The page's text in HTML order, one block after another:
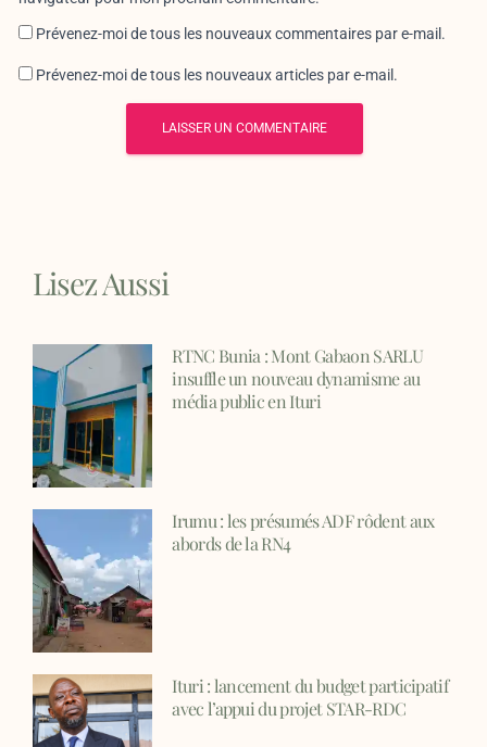
Prévenez-moi de tous les nouveaux commentaires par e-mail.
Prévenez-moi de tous les nouveaux articles par e-mail.
Lisez Aussi
RTNC Bunia : Mont Gabaon SARLU
insuffle un nouveau dynamisme au
média public en Ituri
Irumu : les présumés ADF rôdent aux
abords de la RN4
Ituri : lancement du budget participatif
avec l’appui du projet STAR-RDC